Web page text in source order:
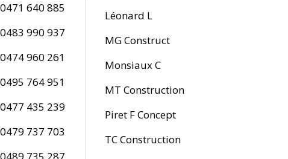
0471 640 885
0483 990 937
0474 960 261
0495 764 951
0477 435 239
0479 737 703
Léonard L
MG Construct
Monsiaux C
MT Construction
Piret F Concept
TC Construction